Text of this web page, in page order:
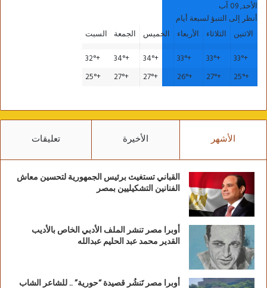
الأحد, 09 آب
أنظر إلى التنبؤ لسبعة أيام
الاثنين
الثلاثاء الأربعاء الخميس الجمعة
السبت
+
33°
+
33°
+
33°
+
34°
+
34°
+
32°
+
25°
+
27°
+
26°
+
27°
+
27°
+
25°
الأشهر الأخيرة تعليقات
القباني تستغيث برئيس الجمهورية لتحسين معاش
الفنانين التشكيليين بمصر
أوبرا مصر تنشر الملف الأدبي الخاص بالأديب
القدير محمد عبد الحليم عبدالله
أوبرا مصر تَنشُر قصيدة “حورية” .. للشاعر الشاب